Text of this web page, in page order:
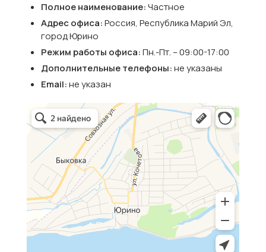
Полное наименование:Частное
Адрес офиса:Россия, Республика Марий Эл,
город Юрино
Режим работы офиса:Пн.-Пт. – 09:00-17:00
Дополнительные телефоны:не указаны
Email:не указан